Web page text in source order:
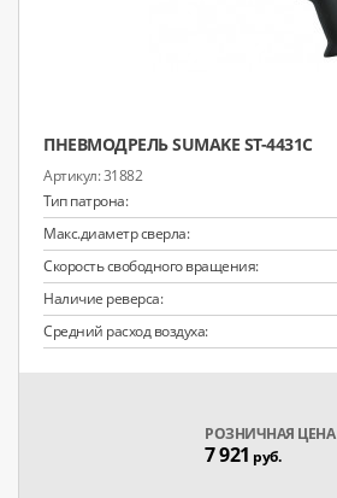
ПНЕВМОДРЕЛЬ SUMAKE ST-4431C
31882
Тип патрона:
Макс.диаметр сверла:
Скорость свободного вращения:
Наличие реверса:
Средний расход воздуха:
РОЗНИЧНАЯ ЦЕНА
7 921 руб.